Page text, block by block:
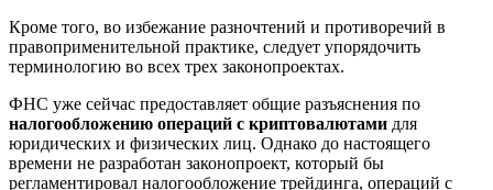
Кроме того, во избежание разночтений и противоречий в
правоприменительной практике, следует упорядочить
терминологию во всех трех законопроектах.
ФНС уже сейчас предоставляет общие разъяснения по
налогообложению операций с криптовалютами для
юридических и физических лиц. Однако до настоящего
времени не разработан законопроект, который бы
регламентировал налогообложение трейдинга, операций с